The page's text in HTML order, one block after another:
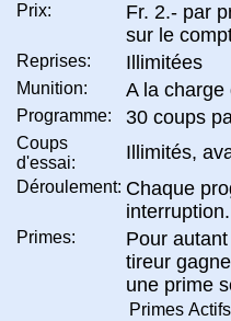
Prix:
Fr. 2.- par
sur le
Reprises: Illimitées
Munition: A la charge
Programme: 30 coups
Coups
d'essai:
Illimités,
Déroulement: Chaque
interruption.
Primes:
Pour
tireur
une prime
Primes Actifs